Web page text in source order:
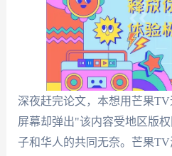
深夜赶完论文，本想用芒果TV
屏幕却弹出"该内容受地区版
子和华人的共同无奈。芒果